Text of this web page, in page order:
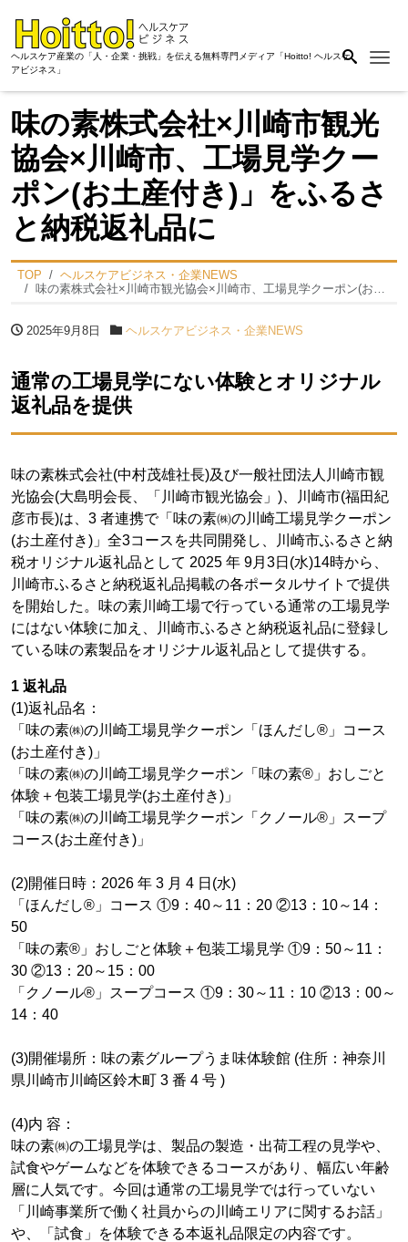
ヘルスケア産業の「人・企業・挑戦」を伝える無料専門メディア「Hoitto! ヘルスケ
アビジネス」
味の素株式会社×川崎市観光
協会×川崎市、工場見学クー
ポン(お土産付き)」をふるさ
と納税返礼品に
TOP
ヘルスケアビジネス・企業NEWS
味の素株式会社×川崎市観光協会×川崎市、工場見学クーポン(お土産付き)」をふるさと納税返礼品に
2025年9月8日 ヘルスケアビジネス・企業NEWS
通常の工場見学にない体験とオリジナル
返礼品を提供
味の素株式会社(中村茂雄社長)及び一般社団法人川崎市観
光協会(大島明会長、「川崎市観光協会」)、川崎市(福田紀
彦市長)は、3 者連携で「味の素㈱の川崎工場見学クーポン
(お土産付き)」全3コースを共同開発し、川崎市ふるさと納
税オリジナル返礼品として 2025 年 9月3日(水)14時から、
川崎市ふるさと納税返礼品掲載の各ポータルサイトで提供
を開始した。味の素川崎工場で行っている通常の工場見学
にはない体験に加え、川崎市ふるさと納税返礼品に登録し
ている味の素製品をオリジナル返礼品として提供する。
1 返礼品
(1)返礼品名：
「味の素㈱の川崎工場見学クーポン「ほんだし®」コース
(お土産付き)」
「味の素㈱の川崎工場見学クーポン「味の素®」おしごと
体験＋包装工場見学(お土産付き)」
「味の素㈱の川崎工場見学クーポン「クノール®」スープ
コース(お土産付き)」
(2)開催日時：2026 年 3 月 4 日(水)
「ほんだし®」コース ①9：40～11：20 ②13：10～14：
50
「味の素®」おしごと体験＋包装工場見学 ①9：50～11：
30 ②13：20～15：00
「クノール®」スープコース ①9：30～11：10 ②13：00～
14：40
(3)開催場所：味の素グループうま味体験館 (住所：神奈川
県川崎市川崎区鈴木町 3 番 4 号 )
(4)内 容：
味の素㈱の工場見学は、製品の製造・出荷工程の見学や、
試食やゲームなどを体験できるコースがあり、幅広い年齢
層に人気です。今回は通常の工場見学では行っていない
「川崎事業所で働く社員からの川崎エリアに関するお話」
や、「試食」を体験できる本返礼品限定の内容です。